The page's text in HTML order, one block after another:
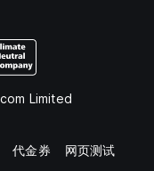
Limited
代金券 网页测试